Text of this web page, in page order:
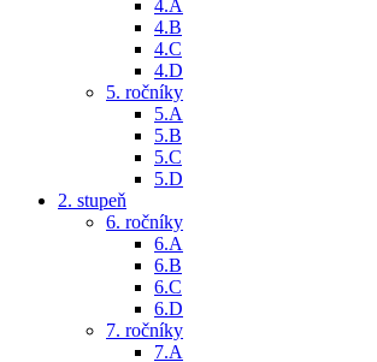
4.A
4.B
4.C
4.D
5. ročníky
5.A
5.B
5.C
5.D
2. stupeň
6. ročníky
6.A
6.B
6.C
6.D
7. ročníky
7.A